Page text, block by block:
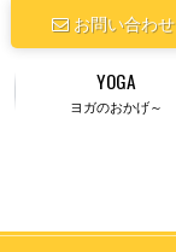
お問い合わせ
ヨガのおかげ～
YOGA